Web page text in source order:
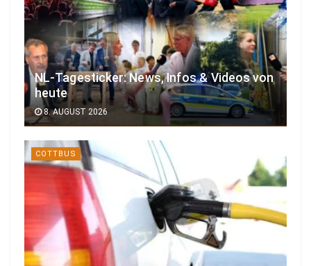
NL-Tagesticker: News, Infos & Videos von
heute
8. AUGUST 2026
COTTBUS